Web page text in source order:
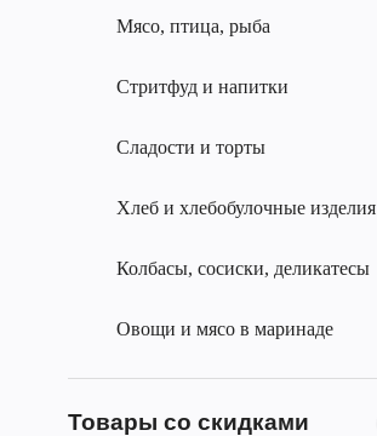
Мясо, птица, рыба
Стритфуд и напитки
Сладости и торты
Хлеб и хлебобулочные изделия
Колбасы, сосиски, деликатесы
Овощи и мясо в маринаде
Товары со скидками